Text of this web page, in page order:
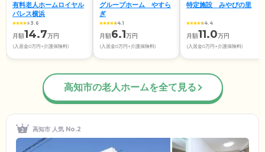
有料老人ホームロイヤル
パレス横浜
3.6
月額14.7万円
(入居金0万円+介護保険料)
グループホーム やすら
ぎ
4.1
月額6.1万円
(入居金0万円+介護保険料)
特定施設 みやびの里
4.4
月額11.0万円
(入居金0万円+介護保険料)
高知市の老人ホームを全て見る
高知市 人気 No.2